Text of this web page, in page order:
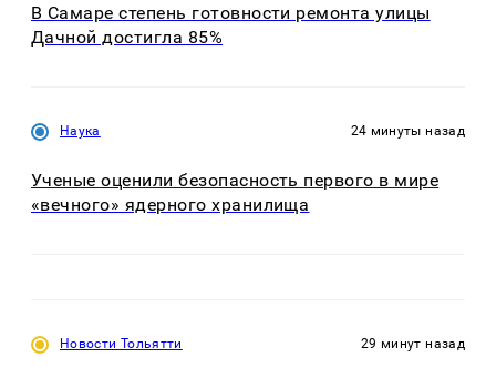
В Самаре степень готовности ремонта улицы
Дачной достигла 85%
Наука 24 минуты назад
Ученые оценили безопасность первого в мире
«вечного» ядерного хранилища
Новости Тольятти 29 минут назад